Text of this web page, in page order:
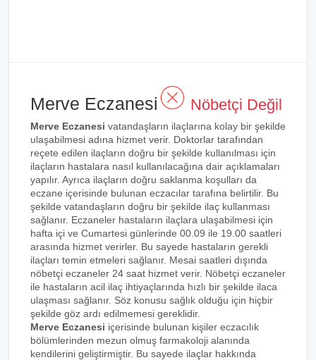
Merve Eczanesi Nöbetçi Değil
Merve Eczanesi vatandaşların ilaçlarına kolay bir şekilde
ulaşabilmesi adına hizmet verir. Doktorlar tarafından
reçete edilen ilaçların doğru bir şekilde kullanılması için
ilaçların hastalara nasıl kullanılacağına dair açıklamaları
yapılır. Ayrıca ilaçların doğru saklanma koşulları da
eczane içerisinde bulunan eczacılar tarafına belirtilir. Bu
şekilde vatandaşların doğru bir şekilde ilaç kullanması
sağlanır. Eczaneler hastaların ilaçlara ulaşabilmesi için
hafta içi ve Cumartesi günlerinde 00.09 ile 19.00 saatleri
arasında hizmet verirler. Bu sayede hastaların gerekli
ilaçları temin etmeleri sağlanır. Mesai saatleri dışında
nöbetçi eczaneler 24 saat hizmet verir. Nöbetçi eczaneler
ile hastaların acil ilaç ihtiyaçlarında hızlı bir şekilde ilaca
ulaşması sağlanır. Söz konusu sağlık olduğu için hiçbir
şekilde göz ardı edilmemesi gereklidir.
Merve Eczanesi içerisinde bulunan kişiler eczacılık
bölümlerinden mezun olmuş farmakoloji alanında
kendilerini geliştirmiştir. Bu sayede ilaçlar hakkında